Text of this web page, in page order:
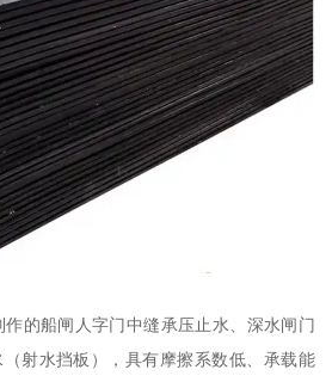
作的船闸人字门中缝承压止水、深水闸门
射水挡板），具有摩擦系数低、承载能